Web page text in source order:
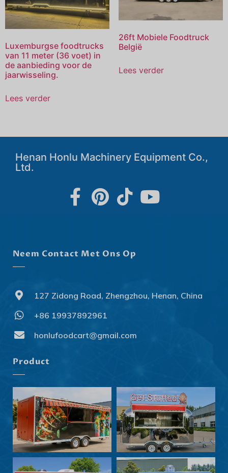
Luxemburgse foodtrucks
van 11 meter (36 voet) in
de aanbieding voor de
jaarwisseling.
Lees verder
26ft Mobiele Foodtruck
België
Lees verder
Henan Honlu Machinery Equipment Co.,
Ltd.
Neem Contact Met Ons Op
127 Zidong Road, Zhengzhou, Henan, China
+86 19937892961
honlufoodcart@gmail.com
Product
Српски језик
Norsk nynorsk
Maori
Eesti
Български
Slovenčina